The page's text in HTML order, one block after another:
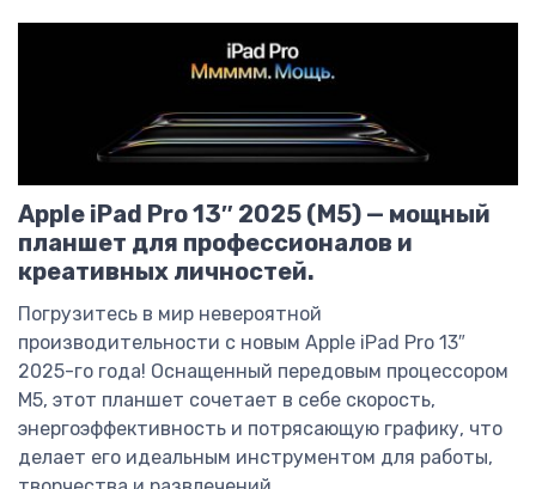
Apple iPad Pro 13″ 2025 (M5) — мощный
планшет для профессионалов и
креативных личностей.
Погрузитесь в мир невероятной
производительности с новым Apple iPad Pro 13″
2025-го года! Оснащенный передовым процессором
M5, этот планшет сочетает в себе скорость,
энергоэффективность и потрясающую графику, что
делает его идеальным инструментом для работы,